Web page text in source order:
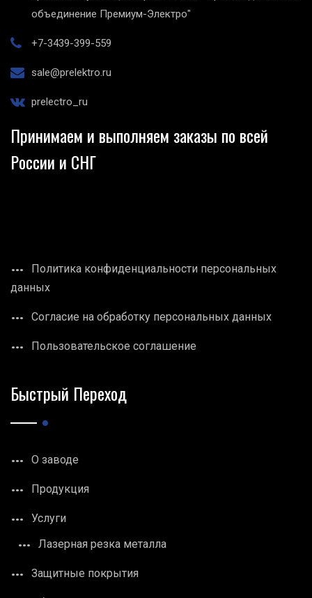
объединение Премиум-Электро"
+7-3439-399-559
sale@prelektro.ru
prelectro_ru
Принимаем и выполняем заказы по всей
России и СНГ
Политика конфиденциальности персональных
данных
Согласие на обработку персональных данных
Пользовательское соглашение
Быстрый Переход
О заводе
Продукция
Услуги
Лазерная резка металла
Защитные покрытия